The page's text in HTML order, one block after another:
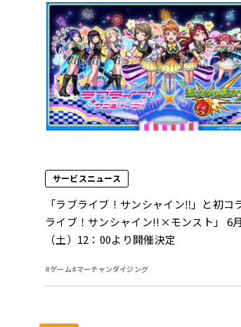
サービスニュース
「ラブライブ！サンシャイン‼」と初コ
ライブ！サンシャイン!!×モンスト」 6
（土）12：00より開催決定
#ゲーム#マーチャンダイジング